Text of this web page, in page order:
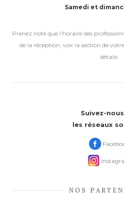
Samedi et
Prenez note que l’horaire des
de la réception, voir la section de
détails
Suivez-
les réseaux
NOS